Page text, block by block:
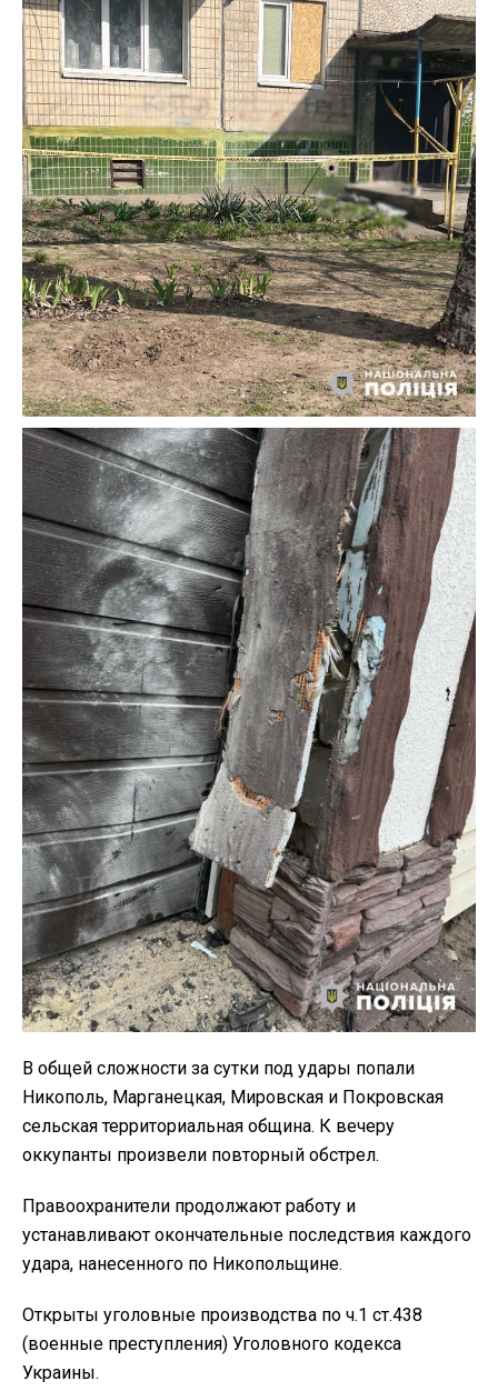
В общей сложности за сутки под удары попали
Никополь, Марганецкая, Мировская и Покровская
сельская территориальная община. К вечеру
оккупанты произвели повторный обстрел.
Правоохранители продолжают работу и
устанавливают окончательные последствия каждого
удара, нанесенного по Никопольщине.
Открыты уголовные производства по ч.1 ст.438
(военные преступления) Уголовного кодекса
Украины.